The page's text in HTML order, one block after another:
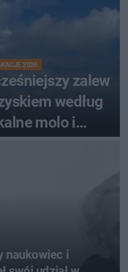
2026
zalew
według
molo i
naukowiec i